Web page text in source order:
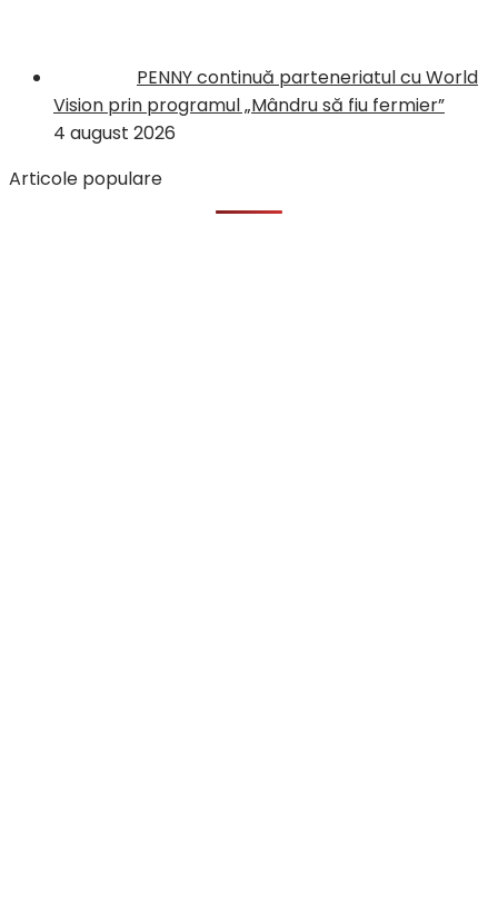
PENNY continuă parteneriatul cu World
Vision prin programul „Mândru să fiu fermier”
4 august 2026
Articole populare